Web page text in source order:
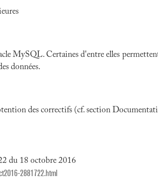
MySQL. Certaines d'entre elles
données.
des correctifs (cf. section
du 18 octobre 2016
2881722.html